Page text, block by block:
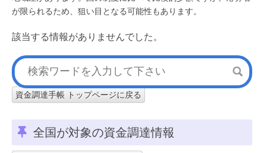
が限られるため、狙い目となる可能性もあります。
該当する情報がありませんでした。
資金調達手帳 トップページに戻る
全国が対象の資金調達情報